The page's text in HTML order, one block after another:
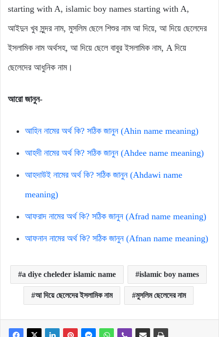
starting with A, islamic boy names starting with A,
আইদুন খুব সুন্দর নাম, মুসলিম ছেলে শিশুর নাম আ দিয়ে, আ দিয়ে ছেলেদের
ইসলামিক নাম অর্থসহ, আ দিয়ে ছেলে বাবুর ইসলামিক নাম, A দিয়ে
ছেলেদের আধুনিক নাম।
আরো জানুন-
আহিন নামের অর্থ কি? সঠিক জানুন (Ahin name meaning)
আহদী নামের অর্থ কি? সঠিক জানুন (Ahdee name meaning)
আহদাউই নামের অর্থ কি? সঠিক জানুন (Ahdawi name
meaning)
আফরাদ নামের অর্থ কি? সঠিক জানুন (Afrad name meaning)
আফনান নামের অর্থ কি? সঠিক জানুন (Afnan name meaning)
a diye cheleder islamic name islamic boy names
আ দিয়ে ছেলেদের ইসলামিক নাম মুসলিম ছেলেদের নাম